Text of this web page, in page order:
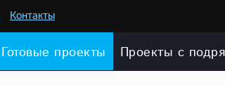
Контакты
Готовые проекты Проекты с